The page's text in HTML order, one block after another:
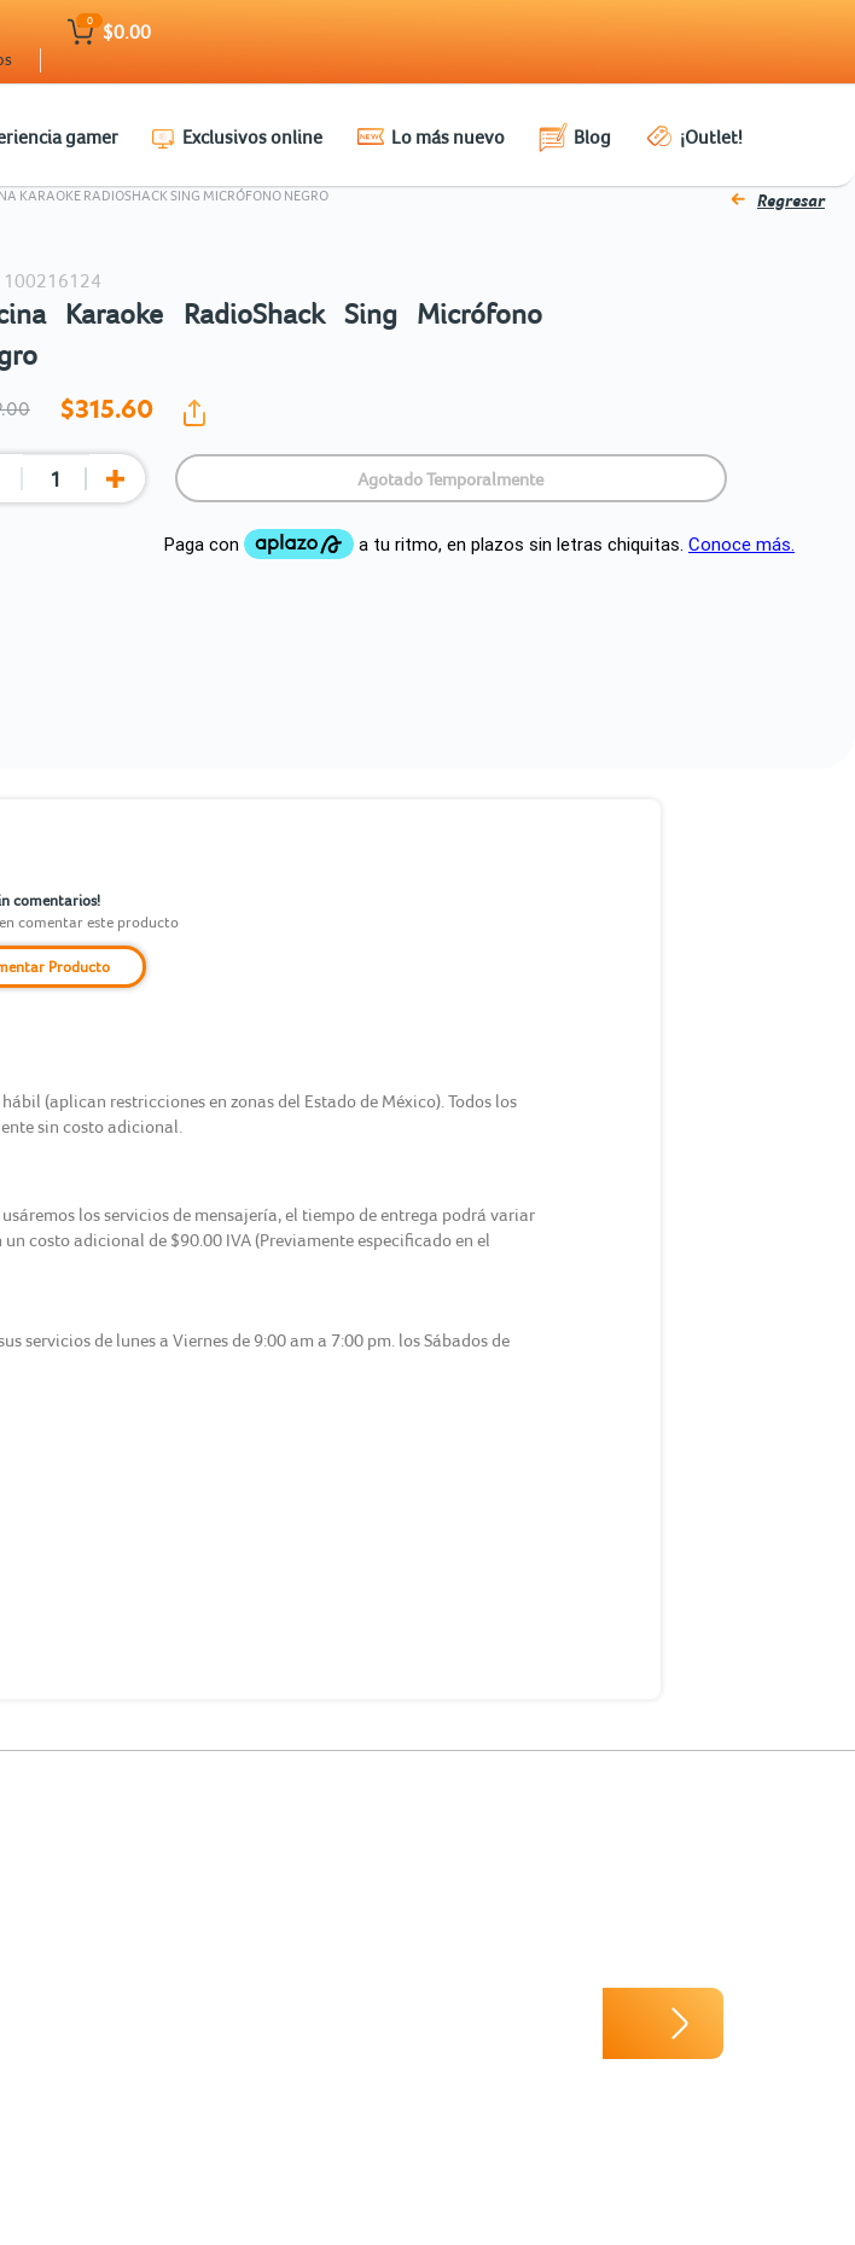
0
$0.00
gamer Exclusivos online Lo más nuevo Blog ¡Outlet!
KARAOKE RADIOSHACK SING MICRÓFONO NEGRO Regresar
100216124
Karaoke RadioShack Sing Micrófono
$315.60
Agotado Temporalmente
Codigo Postal
comentarios!
comentar este producto
Producto
(aplican restricciones en zonas del Estado de México). Todos los
sin costo adicional.
los servicios de mensajería, el tiempo de entrega podrá variar
costo adicional de $90.00 IVA (Previamente especificado en el
servicios de lunes a Viernes de 9:00 am a 7:00 pm. los Sábados de